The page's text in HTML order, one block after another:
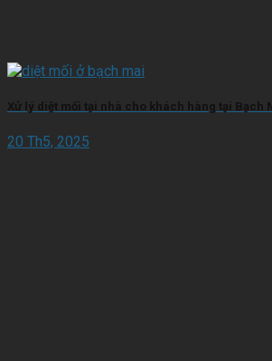
Xử lý diệt mối tại nhà cho khách hàng tại Bạch
20 Th5, 2025